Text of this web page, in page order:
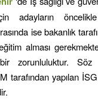
adayların
ise bakanlık
alması
zorunluluktur. Söz
tarafından yapılan